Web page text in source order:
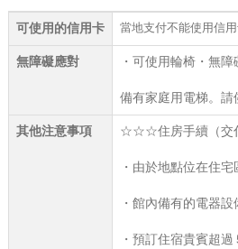
可使用的信用卡 當地支付不能使用信
無障礙應對 ・可使用輪椅・無
備有家庭用電梯。請
其他注意事項 ☆☆☆住房手續（交
・由於地點位在住
・館內備有的電器
・預訂住宿貴賓超